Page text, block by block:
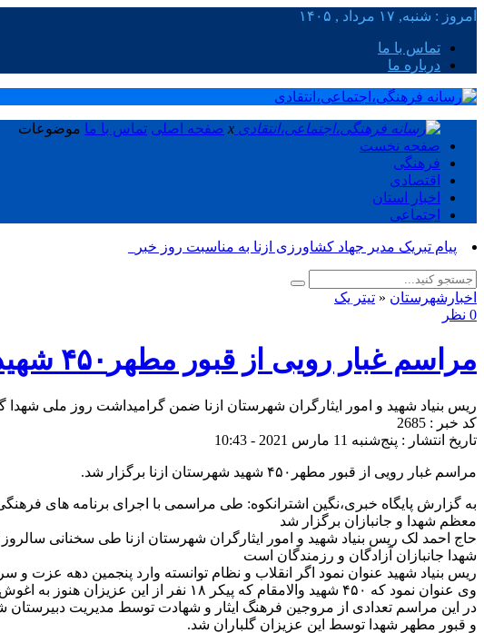
امروز : شنبه, ۱۷ مرداد , ۱۴۰۵
تماس با ما
درباره ما
x صفحه اصلی تماس با ما موضوعات
صفحه نخست
فرهنگی
اقتصادی
اخبار استان
اجتماعی
پیام تبریک مدیر جهاد کشاورزی ازنا به مناسبت روز خبرنگار_
اخبارشهرستان « تیتر یک
0 نظر
مراسم غبار رویی از قبور مطهر۴۵۰ شهید شهرستان ازنا
ریس بنیاد شهید و امور ایثارگران شهرستان ازنا ضمن گرامیداشت روز ملی شهدا گفت: استواری این کشور در طول ۴۳ سال گذشته
کد خبر : 2685
تاریخ انتشار : پنج‌شنبه 11 مارس 2021 - 10:43
مراسم غبار رویی از قبور مطهر۴۵۰ شهید شهرستان ازنا برگزار شد.
به گزارش پایگاه خبری،نگین اشترانکوه: طی مراسمی با اجرای برنامه های
معظم شهدا و جانبازان برگزار شد
شهدا جانبازان آزادگان و رزمندگان است
ریس بنیاد شهید عنوان نمود اگر انقلاب و نظام توانسته وارد پنجمین دهه
وی عنوان نمود که ۴۵۰ شهید والامقام که پیکر ۱۸ نفر از این عزیزان هنوز به اغوش وطن باز نگشته و ۹۰۰ جانباز گرامی و یکصدازاده سرافراز افتخار شهرستان ازنا هستند.
در این مراسم تعدادی از مروجین فرهنگ ایثار و شهادت توسط مدیریت دبیرستان
و قبور مطهر شهدا توسط این عزیزان گلباران شد.